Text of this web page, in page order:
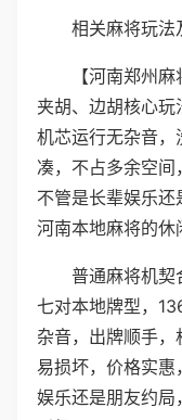
相关麻将玩法
【河南郑州
夹胡、边胡核心
机芯运行无杂音，
凑，不占多余空间
不管是长辈娱乐
河南本地麻将的休
普通麻将机契
七对本地牌型，
杂音，出牌顺手
易损坏，价格实惠
娱乐还是朋友约